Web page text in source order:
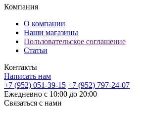
Компания
О компании
Наши магазины
Пользовательское соглашение
Статьи
Контакты
Написать нам
+7 (952) 051-39-15 +7 (952) 797-24-07
Ежедневно с 10:00 до 20:00
Связаться с нами